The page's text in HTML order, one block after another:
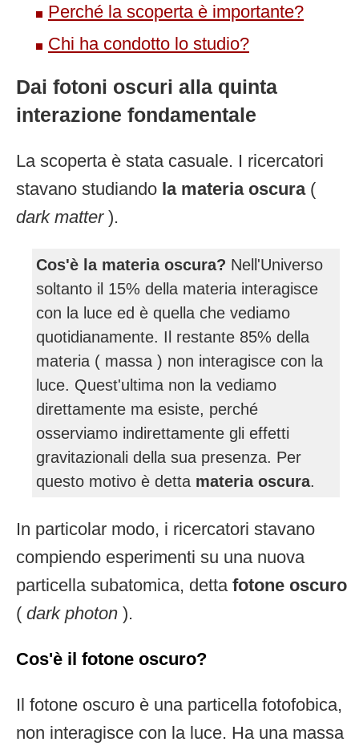
Perché la scoperta è importante?
Chi ha condotto lo studio?
Dai fotoni oscuri alla quinta
interazione fondamentale
La scoperta è stata casuale. I ricercatori
stavano studiando la materia oscura(
dark matter).
Cos'è la materia oscura? Nell'Universo
soltanto il 15% della materia interagisce
con la luce ed è quella che vediamo
quotidianamente. Il restante 85% della
materia ( massa ) non interagisce con la
luce. Quest'ultima non la vediamo
direttamente ma esiste, perché
osserviamo indirettamente gli effetti
gravitazionali della sua presenza. Per
questo motivo è detta materia oscura.
In particolar modo, i ricercatori stavano
compiendo esperimenti su una nuova
particella subatomica, detta fotone oscuro
( dark photon ).
Cos'è il fotone oscuro?
Il fotone oscuro è una particella fotofobica,
non interagisce con la luce. Ha una massa